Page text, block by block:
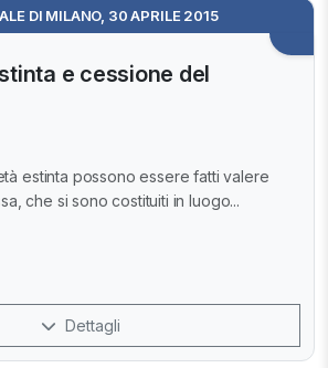
DI MILANO, 30 APRILE 2015
e cessione del
estinta possono essere fatti valere
che si sono costituiti in luogo...
Dettagli